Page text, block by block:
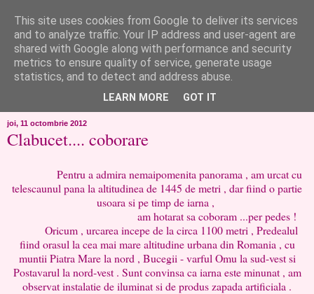
like ?...or not!
..de toate!!!!!..alandala...cum imi trec prin minte..si cum am
chef..incercate pe pielea mea..
joi, 11 octombrie 2012
Clabucet.... coborare
Pentru a admira nemaipomenita panorama , am urcat cu
telescaunul pana la altitudinea de 1445 de metri , dar fiind o partie
usoara si pe timp de iarna ,
am hotarat sa coboram ...per pedes !
Oricum , urcarea incepe de la circa 1100 metri , Predealul
fiind orasul la cea mai mare altitudine urbana din Romania , cu
muntii Piatra Mare la nord , Bucegii - varful Omu la sud-vest si
Postavarul la nord-vest . Sunt convinsa ca iarna este minunat , am
observat instalatie de iluminat si de produs zapada artificiala .
This site uses cookies from Google to deliver its services
and to analyze traffic. Your IP address and user-agent are
shared with Google along with performance and security
metrics to ensure quality of service, generate usage
statistics, and to detect and address abuse.
LEARN MORE GOT IT